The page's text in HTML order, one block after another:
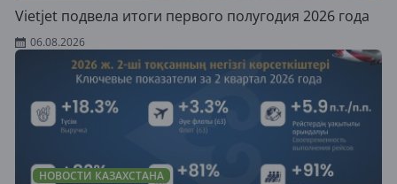
Vietjet подвела итоги первого полугодия 2026 года
06.08.2026
НОВОСТИ КАЗАХСТАНА